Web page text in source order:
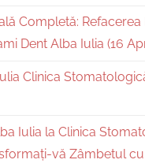
Completă: Refacerea
Dent Alba Iulia (16
Clinica
Iulia la Clinica
vă Zâmbetul